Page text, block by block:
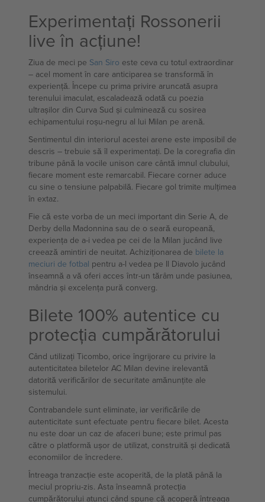
Experimentați Rossonerii
live în acțiune!
Ziua de meci pe San Siro este ceva cu totul extraordinar
– acel moment în care anticiparea se transformă în
experiență. Începe cu prima privire aruncată asupra
terenului imaculat, escaladează odată cu poezia
ultrașilor din Curva Sud și culminează cu sosirea
echipamentului roșu-negru al lui Milan pe arenă.
Sentimentul din interiorul acestei arene este imposibil de
descris – trebuie să îl experimentați. De la coregrafia din
tribune până la vocile unison care cântă imnul clubului,
fiecare moment este remarcabil. Fiecare corner aduce
cu sine o tensiune palpabilă. Fiecare gol trimite mulțimea
în extaz.
Fie că este vorba de un meci important din Serie A, de
Derby della Madonnina sau de o seară europeană,
experiența de a-i vedea pe cei de la Milan jucând live
creează amintiri de neuitat. Achiziționarea de bilete la
meciuri de fotbal pentru a-l vedea pe Il Diavolo jucând
înseamnă a vă oferi acces într-un tărâm unde pasiunea,
mândria și excelența pură converg.
Bilete 100% autentice cu
protecția cumpărătorului
Când utilizați Ticombo, orice îngrijorare cu privire la
autenticitatea biletelor AC Milan devine irelevantă
datorită verificărilor de securitate amănunțite ale
sistemului.
Contrabandele sunt eliminate, iar verificările de
autenticitate sunt efectuate pentru fiecare bilet. Acesta
nu este doar un caz de afaceri bune; este primul pas
către o platformă ușor de utilizat, construită și dedicată
economiilor de încredere.
Întreaga tranzacție este acoperită, de la plată până la
meciul propriu-zis. Asta înseamnă protecția
cumpărătorului atunci când spune că acoperă întreaga